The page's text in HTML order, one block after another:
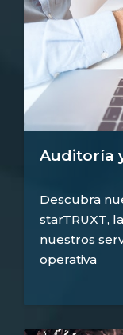
Auditoría
Descubra
starTRUXT,
nuestros
operativa